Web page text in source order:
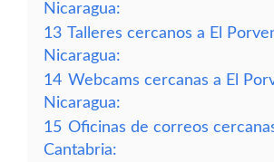
Nicaragua:
13 Talleres cercanos a El
Nicaragua:
14 Webcams cercanas a El
Nicaragua:
15 Oficinas de correos
Cantabria: